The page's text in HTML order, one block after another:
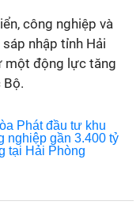
công nghiệp và
nhập tỉnh Hải
một động lực tăng
Bộ.